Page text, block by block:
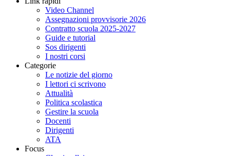
Video Channel
Assegnazioni provvisorie 2026
Contratto scuola 2025-2027
Guide e tutorial
Sos dirigenti
I nostri corsi
Categorie
Le notizie del giorno
I lettori ci scrivono
Attualità
Politica scolastica
Gestire la scuola
Docenti
Dirigenti
ATA
Focus